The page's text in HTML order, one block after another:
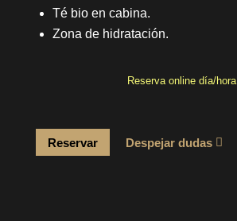
Té bio en cabina.
Zona de hidratación.
Reserva online día/hora
Reservar Despejar dudas